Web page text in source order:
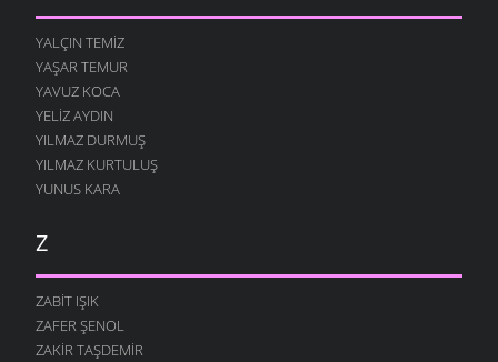
YALÇIN TEMIZ
YAŞAR TEMUR
YAVUZ KOCA
YELIZ AYDIN
YILMAZ DURMUŞ
YILMAZ KURTULUŞ
YUNUS KARA
Z
ZABIT IŞIK
ZAFER ŞENOL
ZAKIR TAŞDEMIR